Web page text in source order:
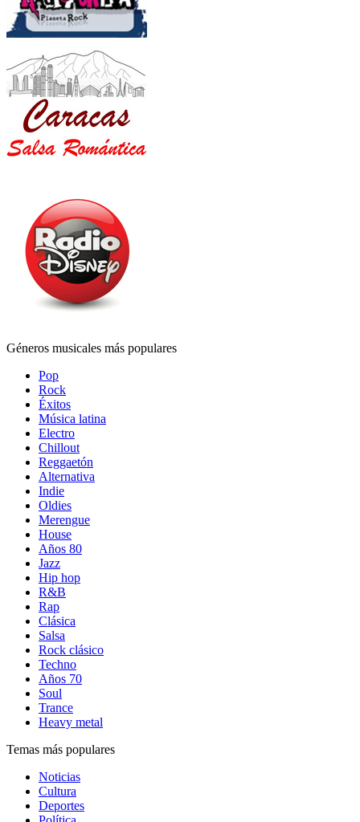
Géneros musicales más populares
Pop
Rock
Éxitos
Música latina
Electro
Chillout
Reggaetón
Alternativa
Indie
Oldies
Merengue
House
Años 80
Jazz
Hip hop
R&B
Rap
Clásica
Salsa
Rock clásico
Techno
Años 70
Soul
Trance
Heavy metal
Temas más populares
Noticias
Cultura
Deportes